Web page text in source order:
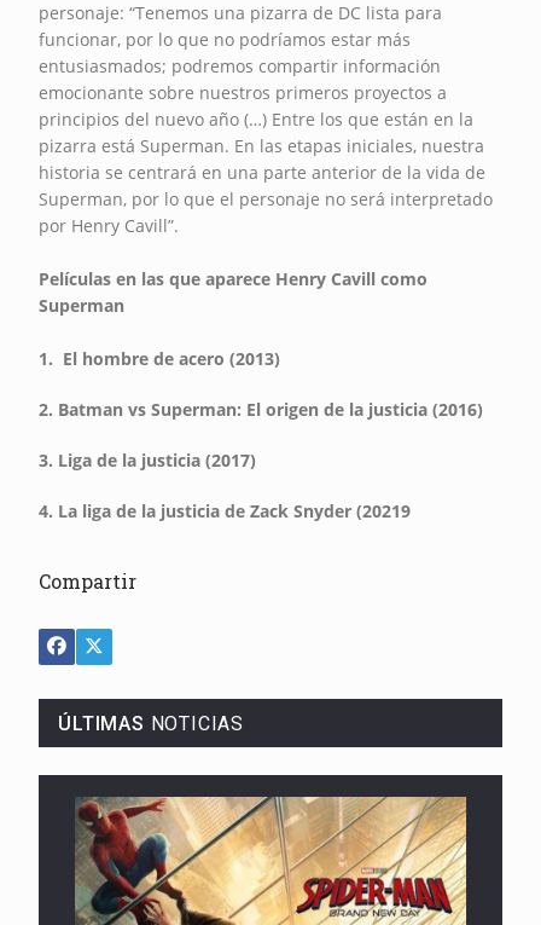
personaje: “Tenemos una pizarra de DC lista para
funcionar, por lo que no podríamos estar más
entusiasmados; podremos compartir información
emocionante sobre nuestros primeros proyectos a
principios del nuevo año (…) Entre los que están en la
pizarra está Superman. En las etapas iniciales, nuestra
historia se centrará en una parte anterior de la vida de
Superman, por lo que el personaje no será interpretado
por Henry Cavill”.
Películas en las que aparece Henry Cavill como
Superman
1. El hombre de acero (2013)
2. Batman vs Superman: El origen de la justicia (2016)
3. Liga de la justicia (2017)
4. La liga de la justicia de Zack Snyder (20219
Compartir
ÚLTIMAS NOTICIAS